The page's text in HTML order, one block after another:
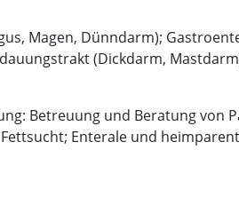
Magen, Dünndarm);
(Dickdarm,
Betreuung und Beratung
Enterale und